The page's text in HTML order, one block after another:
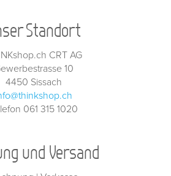
Standort
CRT AG
10
4450 Sissach
061 315 1020
und Versand